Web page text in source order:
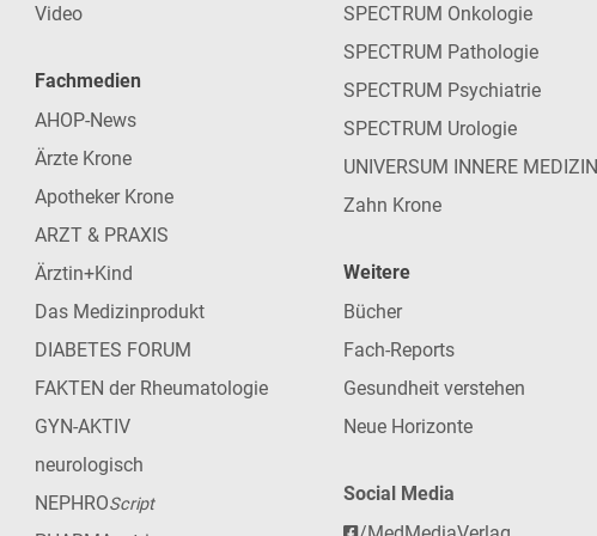
Video
Fachmedien
AHOP-News
Ärzte Krone
Apotheker Krone
ARZT & PRAXIS
Ärztin+Kind
Das Medizinprodukt
DIABETES FORUM
FAKTEN der Rheumatologie
GYN-AKTIV
neurologisch
NEPHROScript
SPECTRUM Onkologie
SPECTRUM Pathologie
SPECTRUM Psychiatrie
SPECTRUM Urologie
UNIVERSUM INNERE MEDIZIN
Zahn Krone
Weitere
Bücher
Fach-Reports
Gesundheit verstehen
Neue Horizonte
Social Media